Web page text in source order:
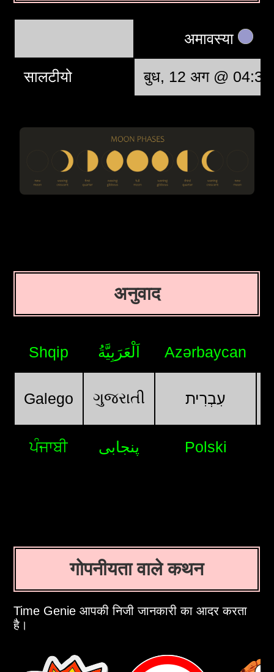
अमावस्या
सालटीयो बुध, 12 अग @
अनुवाद
Shqip اَلْعَرَبِيَّةُ Azərbaycan
Galego ગુજરાતી עִבְרִית
ਪੰਜਾਬੀ پنجابی Polski
गोपनीयता वाले कथन
Time Genie आपकी निजी जानकारी का आदर करता
है।